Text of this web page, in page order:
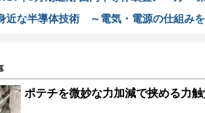
近な半導体技術 ～電気・電源の仕組み
ポテチを微妙な力加減で挟める力